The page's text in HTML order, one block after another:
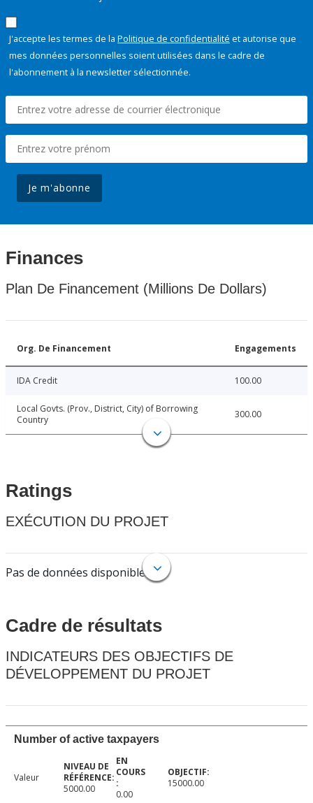
J'accepte les termes de la Politique de confidentialité et autorise que
mes données personnelles soient utilisées dans le cadre de
l'abonnement à la newsletter sélectionnée.
Je m'abonne
Finances
Plan De Financement (Millions De Dollars)
Org. De Financement Engagements
IDA Credit 100.00
Local Govts. (Prov., District, City) of Borrowing
Country
300.00
Ratings
EXÉCUTION DU PROJET
Pas de données disponibles.
Cadre de résultats
INDICATEURS DES OBJECTIFS DE
DÉVELOPPEMENT DU PROJET
Number of active taxpayers
Valeur
5000.00
0.00
15000.00